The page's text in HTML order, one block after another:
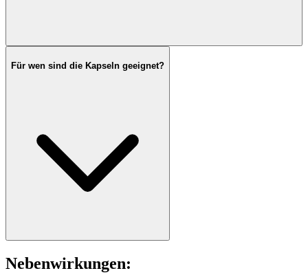
Für wen sind die Kapseln geeignet?
Nebenwirkungen: